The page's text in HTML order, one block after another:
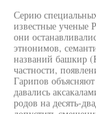
Серию
известные ученые
они
этнонимов,
названий башкир
частности,
Гарипов
давались
родов на десять-